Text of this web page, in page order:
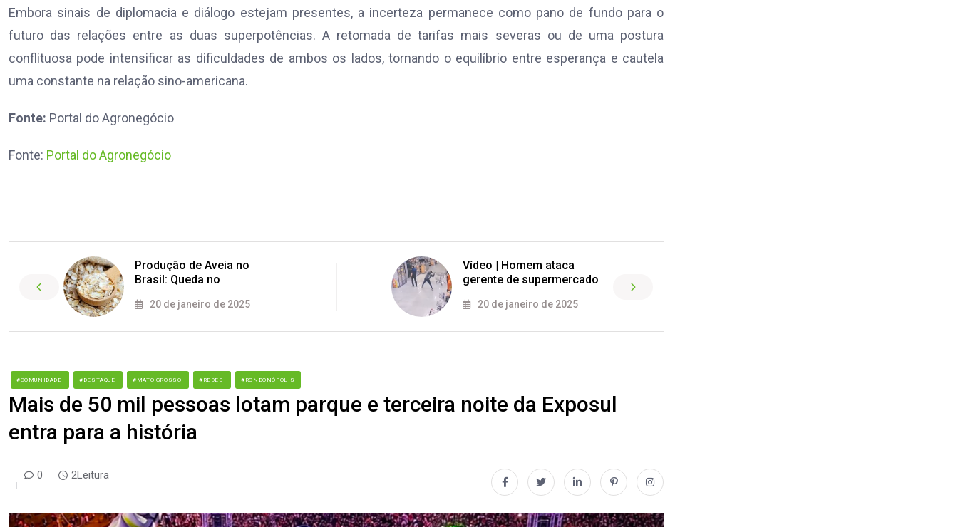
Embora sinais de diplomacia e diálogo estejam presentes, a incerteza permanece como pano de fundo para o
futuro das relações entre as duas superpotências. A retomada de tarifas mais severas ou de uma postura
conflituosa pode intensificar as dificuldades de ambos os lados, tornando o equilíbrio entre esperança e cautela
uma constante na relação sino-americana.
Fonte: Portal do Agronegócio
Fonte: Portal do Agronegócio
Produção de Aveia no
Brasil: Queda no
20 de janeiro de 2025
Vídeo | Homem ataca
gerente de supermercado
20 de janeiro de 2025
#COMUNIDADE #DESTAQUE #MATO GROSSO #REDES #RONDONÓPOLIS
Mais de 50 mil pessoas lotam parque e terceira noite da Exposul
entra para a história
0 2Leitura